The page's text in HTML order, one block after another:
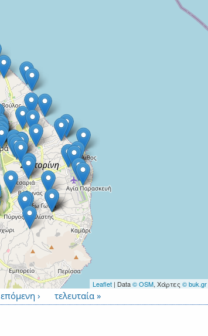
Leaflet| Data© OSM, Χάρτες © buk.gr
επόμενη › τελευταία »